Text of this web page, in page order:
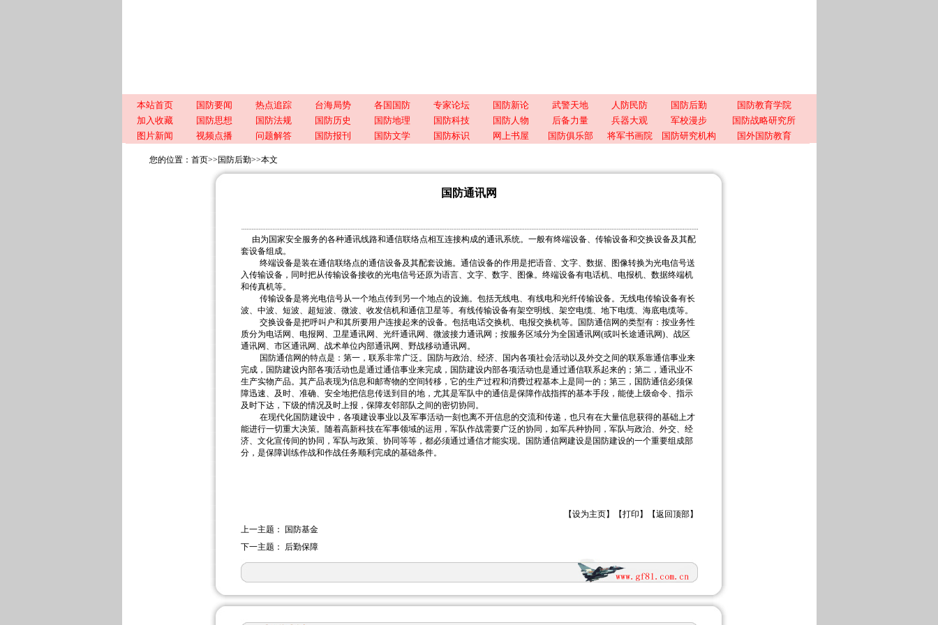
本站首页 国防要闻 热点追踪 台海局势 各国国防 专家论坛 国防新论 武警天地 人防民防 国防后勤
国防教育学院
加入收藏
国防思想 国防法规 国防历史 国防地理 国防科技 国防人物 后备力量 兵器大观 军校漫步
国防战略研究所
图片新闻
视频点播 问题解答 国防报刊 国防文学 国防标识 网上书屋 国防俱乐部 将军书画院 国防研究机构 国外国防教育
您的位置： 首页>> 国防后勤>>本文
国防通讯网
由为国家安全服务的各种通讯线路和通信联络点相互连接构成的通讯系统。一般有终端设备、传输设备和交换设备及其配
套设备组成。
终端设备是装在通信联络点的通信设备及其配套设施。通信设备的作用是把语音、文字、数据、图像转换为光电信号送
入传输设备，同时把从传输设备接收的光电信号还原为语言、文字、数字、图像。终端设备有电话机、电报机、数据终端机
和传真机等。
传输设备是将光电信号从一个地点传到另一个地点的设施。包括无线电、有线电和光纤传输设备。无线电传输设备有长
波、中波、短波、超短波、微波、收发信机和通信卫星等。有线传输设备有架空明线、架空电缆、地下电缆、海底电缆等。
交换设备是把呼叫户和其所要用户连接起来的设备。包括电话交换机、电报交换机等。国防通信网的类型有：按业务性
质分为电话网、电报网、卫星通讯网、光纤通讯网、微波接力通讯网；按服务区域分为全国通讯网(或叫长途通讯网)、战区
通讯网、市区通讯网、战术单位内部通讯网、野战移动通讯网。
国防通信网的特点是：第一，联系非常广泛。国防与政治、经济、国内各项社会活动以及外交之间的联系靠通信事业来
完成，国防建设内部各项活动也是通过通信事业来完成，国防建设内部各项活动也是通过通信联系起来的；第二，通讯业不
生产实物产品。其产品表现为信息和邮寄物的空间转移，它的生产过程和消费过程基本上是同一的；第三，国防通信必须保
障迅速、及时、准确、安全地把信息传送到目的地，尤其是军队中的通信是保障作战指挥的基本手段，能使上级命令、指示
及时下达，下级的情况及时上报，保障友邻部队之间的密切协同。
在现代化国防建设中，各项建设事业以及军事活动一刻也离不开信息的交流和传递，也只有在大量信息获得的基础上才
能进行一切重大决策。随着高新科技在军事领域的运用，军队作战需要广泛的协同，如军兵种协同，军队与政治、外交、经
济、文化宣传间的协同，军队与政策、协同等等，都必须通过通信才能实现。国防通信网建设是国防建设的一个重要组成部
分，是保障训练作战和作战任务顺利完成的基础条件。
【设为主页】【打印 】【返回顶部】
上一主题：
国防基金
下一主题：
后勤保障